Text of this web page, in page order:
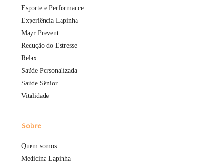
Esporte e Performance
Experiência Lapinha
Mayr Prevent
Redução do Estresse
Relax
Saúde Personalizada
Saúde Sênior
Vitalidade
Sobre
Quem somos
Medicina Lapinha